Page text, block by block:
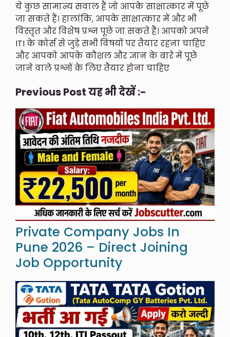
ये कुछ सामान्य सवाल हैं जो आपके साक्षात्कार में पूछे
जा सकते हैं। हालांकि, आपके साक्षात्कार में और भी
विस्तृत और विशेष प्रश्न पूछे जा सकते हैं। आपको अपने
ITI के कोर्स से जुड़े सभी विषयों पर तैयार रहना चाहिए
और आपको आपके कौशल और ज्ञान के बारे में पूछे
जाने वाले प्रश्नों के लिए तैयार होना चाहिए
Previous Post यह भी देखें :-
Private Company Jobs In
Pune 2026 – Direct Joining
Job Opportunity